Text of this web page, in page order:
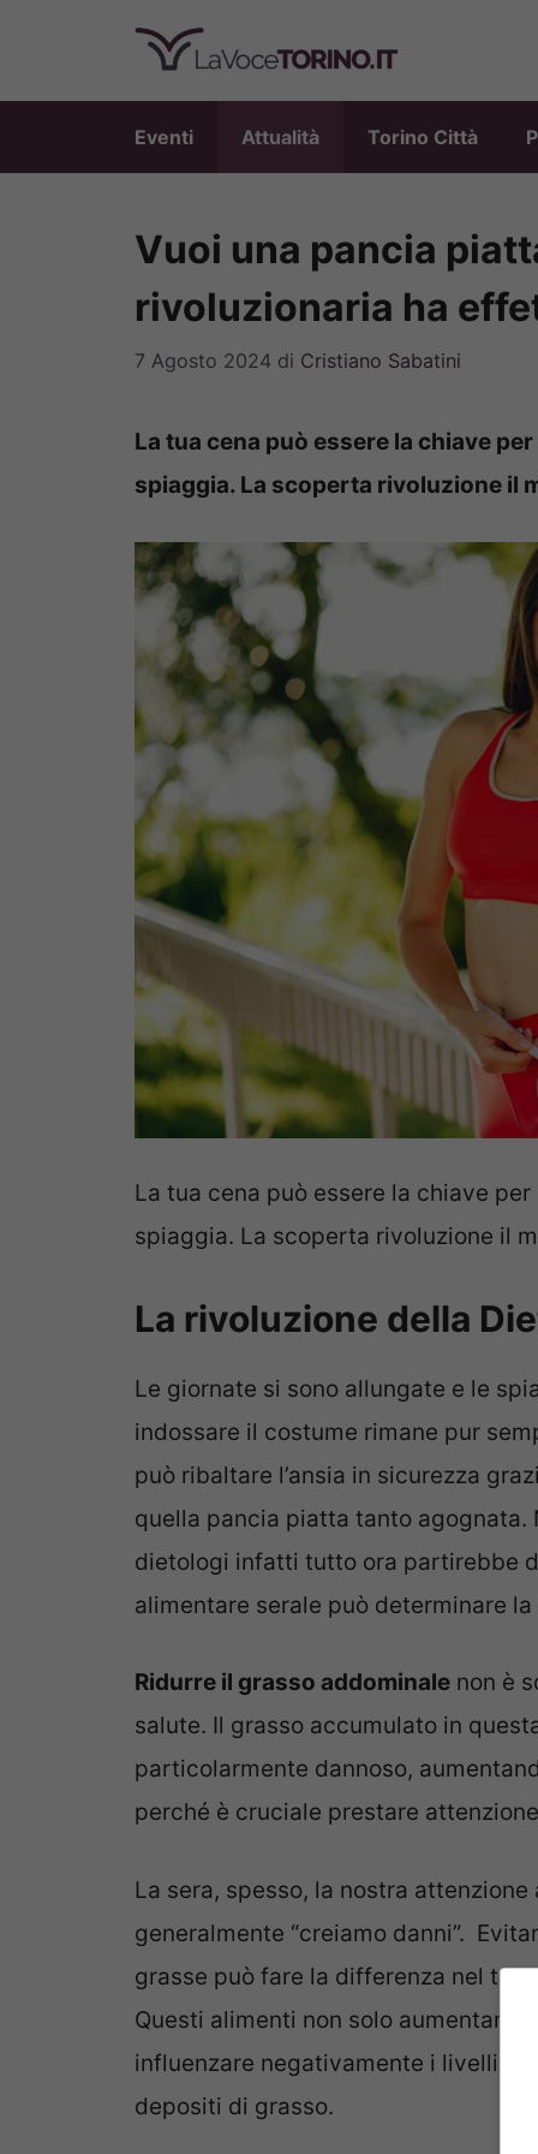
contenuto
Eventi Attualità Torino Città
Vuoi una pancia
rivoluzionaria ha
7 Agosto 2024 di Cristiano Sabatini
La tua cena può essere la chiave
spiaggia. La scoperta rivoluzione il
La tua cena può essere la chiave
spiaggia. La scoperta rivoluzione il
La rivoluzione della
Le giornate si sono allungate e le
indossare il costume rimane pur
può ribaltare l’ansia in sicurezza
quella pancia piatta tanto
dietologi infatti tutto ora partirebbe
alimentare serale può determinare
Ridurre il grasso addominale non è
salute. Il grasso accumulato in
particolarmente dannoso,
perché è cruciale prestare
La sera, spesso, la nostra
generalmente “creiamo danni”.
grasse può fare la differenza nel tuo
Questi alimenti non solo aumentano
influenzare negativamente i livelli di
depositi di grasso.